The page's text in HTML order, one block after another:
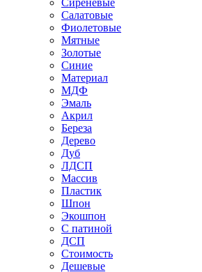
Салатовые
Фиолетовые
Мятные
Золотые
Синие
Материал
МДФ
Эмаль
Акрил
Береза
Дерево
Дуб
ЛДСП
Массив
Пластик
Шпон
Экошпон
С патиной
ДСП
Стоимость
Дешевые